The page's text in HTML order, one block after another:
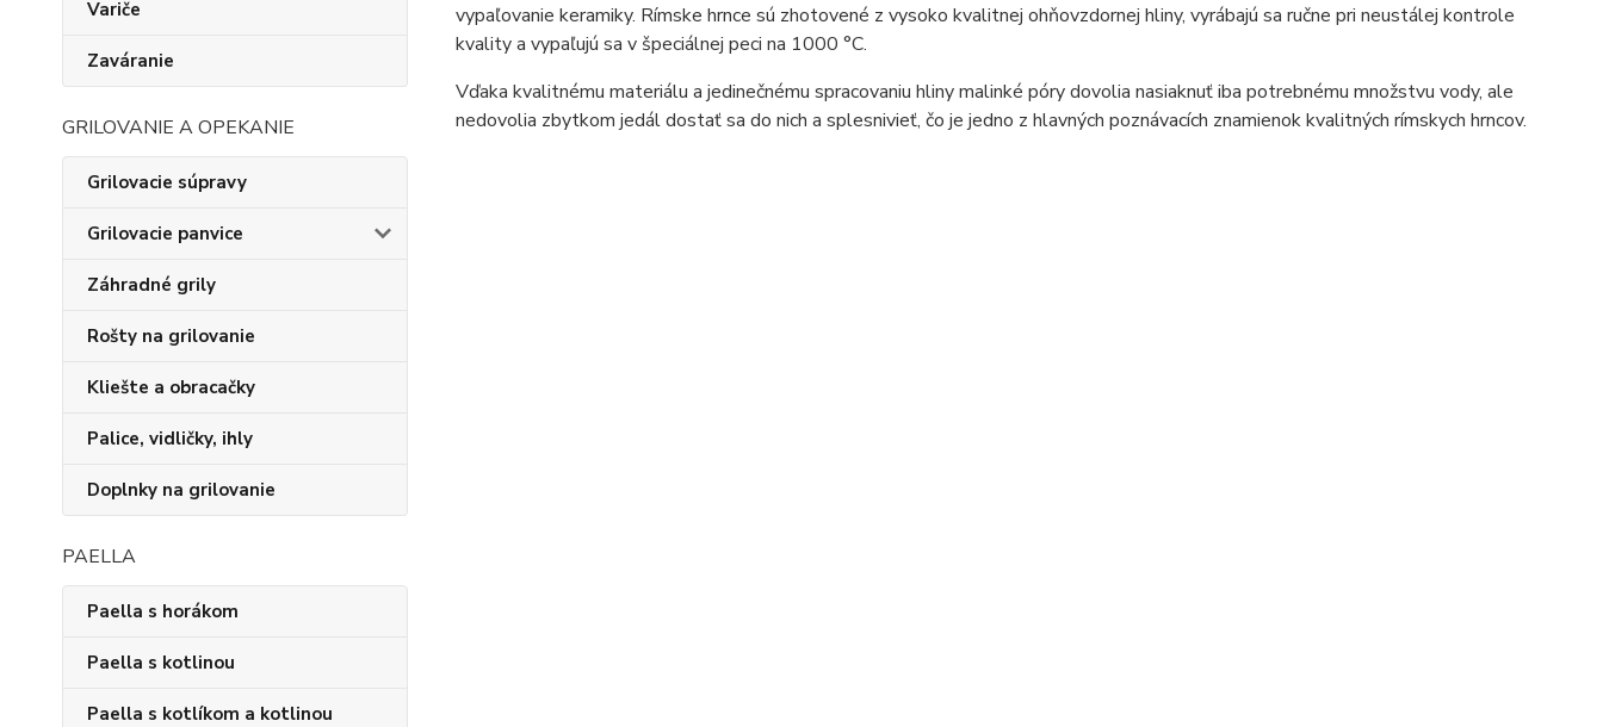
Variče
Zaváranie
GRILOVANIE A OPEKANIE
Grilovacie súpravy
Grilovacie panvice
Záhradné grily
Rošty na grilovanie
Kliešte a obracačky
Palice, vidličky, ihly
Doplnky na grilovanie
PAELLA
Paella s horákom
Paella s kotlinou
Paella s kotlíkom a kotlinou
vypaľovanie keramiky. Rímske hrnce sú zhotovené z vysoko kvalitnej ohňovzdornej hliny, vyrábajú sa ručne pri neustálej kontrole
kvality a vypaľujú sa v špeciálnej peci na 1000 °C.
Vďaka kvalitnému materiálu a jedinečnému spracovaniu hliny malinké póry dovolia nasiaknuť iba potrebnému množstvu vody, ale
nedovolia zbytkom jedál dostať sa do nich a splesnivieť, čo je jedno z hlavných poznávacích znamienok kvalitných rímskych hrncov.